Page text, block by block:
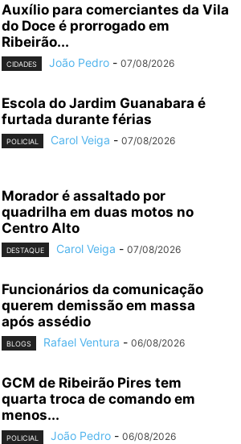
Auxílio para comerciantes da Vila
do Doce é prorrogado em
Ribeirão...
CIDADES João Pedro - 07/08/2026
Escola do Jardim Guanabara é
furtada durante férias
POLICIAL Carol Veiga - 07/08/2026
Morador é assaltado por
quadrilha em duas motos no
Centro Alto
DESTAQUE Carol Veiga - 07/08/2026
Funcionários da comunicação
querem demissão em massa
após assédio
BLOGS Rafael Ventura - 06/08/2026
GCM de Ribeirão Pires tem
quarta troca de comando em
menos...
POLICIAL João Pedro - 06/08/2026